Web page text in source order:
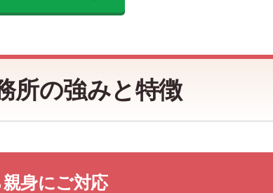
所の強みと特徴
身にご対応